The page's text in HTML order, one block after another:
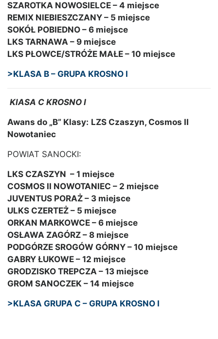
SZAROTKA NOWOSIELCE – 4 miejsce
REMIX NIEBIESZCZANY – 5 miejsce
SOKÓŁ POBIEDNO – 6 miejsce
LKS TARNAWA – 9 miejsce
LKS PŁOWCE/STRÓŻE MAŁE – 10 miejsce
>KLASA B – GRUPA KROSNO I
KlASA C KROSNO I
Awans do „B” Klasy: LZS Czaszyn, Cosmos II
Nowotaniec
POWIAT SANOCKI:
LKS CZASZYN – 1 miejsce
COSMOS II NOWOTANIEC – 2 miejsce
JUVENTUS PORAŻ – 3 miejsce
ULKS CZERTEŻ – 5 miejsce
ORKAN MARKOWCE – 6 miejsce
OSŁAWA ZAGÓRZ – 8 miejsce
PODGÓRZE SROGÓW GÓRNY – 10 miejsce
GABRY ŁUKOWE – 12 miejsce
GRODZISKO TREPCZA – 13 miejsce
GROM SANOCZEK – 14 miejsce
>KLASA GRUPA C – GRUPA KROSNO I